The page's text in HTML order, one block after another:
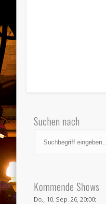
Suchen nach
Kommende Shows
Do., 10. Sep. 26, 20:00: